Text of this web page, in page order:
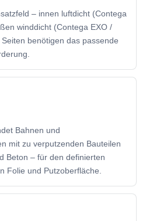
– innen luftdicht (Contega
winddicht (Contega EXO /
benötigen das passende
Bahnen und
mit zu verputzenden Bauteilen
Beton – für den definierten
Folie und Putzoberfläche.